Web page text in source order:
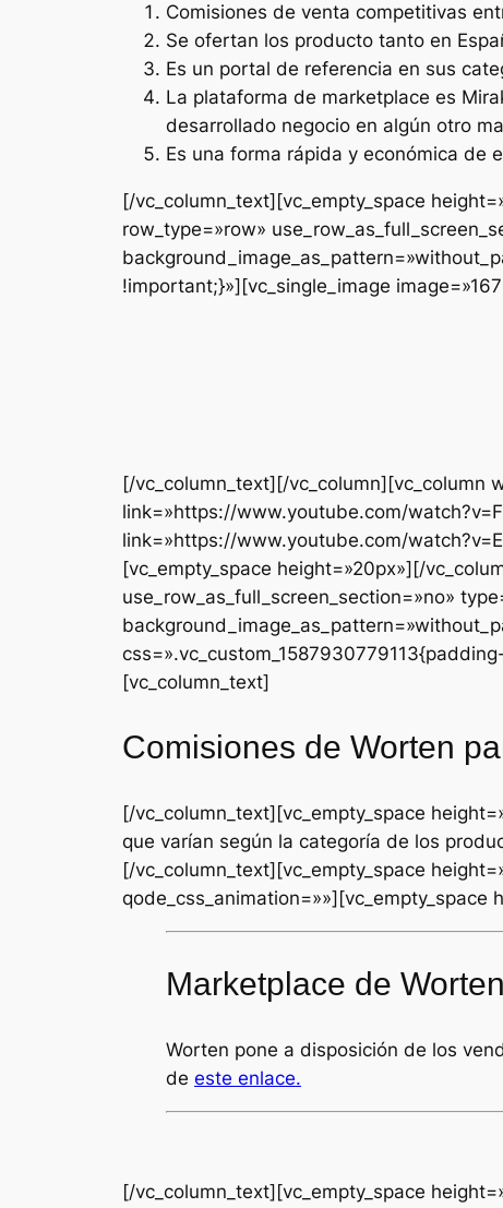
Comisiones de venta competitivas
Se ofertan los producto tanto en
Es un portal de referencia en sus
La plataforma de marketplace es
desarrollado negocio en algún otro
Es una forma rápida y económica de
[/vc_column_text][vc_empty_space
row_type=»row»
!important;}»][vc_single_image
[/vc_column_text][/vc_column][vc_column
link=»https://www.youtube.com/
link=»https://www.youtube.com/
[vc_empty_space height=»20px»][/
use_row_as_full_screen_section=»no»
[vc_column_text]
Comisiones de Worten
[/vc_column_text][vc_empty_space
que varían según la categoría de los
[/vc_column_text][vc_empty_space
qode_css_animation=»»][vc_empty_space
Marketplace de
Worten pone a disposición de los
de este enlace.
[/vc_column_text][vc_empty_space